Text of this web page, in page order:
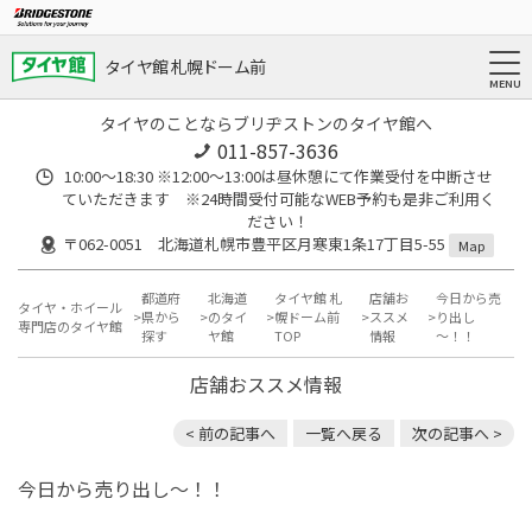
タイヤ館 札幌ドーム前
タイヤのことならブリヂストンのタイヤ館へ
011-857-3636
10:00～18:30 ※12:00～13:00は昼休憩にて作業受付を中断させ
ていただきます ※24時間受付可能なWEB予約も是非ご利用く
ださい！
〒062-0051 北海道札幌市豊平区月寒東1条17丁目5-55
Map
タイヤ・ホイール
専門店のタイヤ館
都道府
県から
探す
北海道
のタイ
ヤ館
タイヤ館 札
幌ドーム前
TOP
店舗お
ススメ
情報
今日から売
り出し
～！！
店舗おススメ情報
< 前の記事へ 一覧へ戻る 次の記事へ >
今日から売り出し～！！